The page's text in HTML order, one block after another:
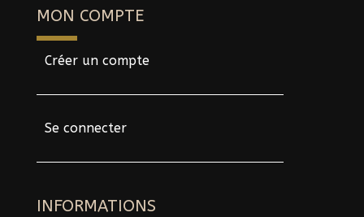
MON COMPTE
Créer un compte
Se connecter
INFORMATIONS